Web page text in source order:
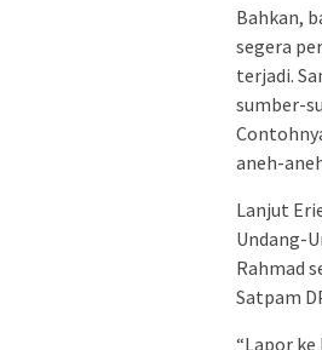
Bahkan,
segera
terjadi.
sumber-
aneh-
Lanjut
Undang-
Rahmad
Satpam
“Lapor